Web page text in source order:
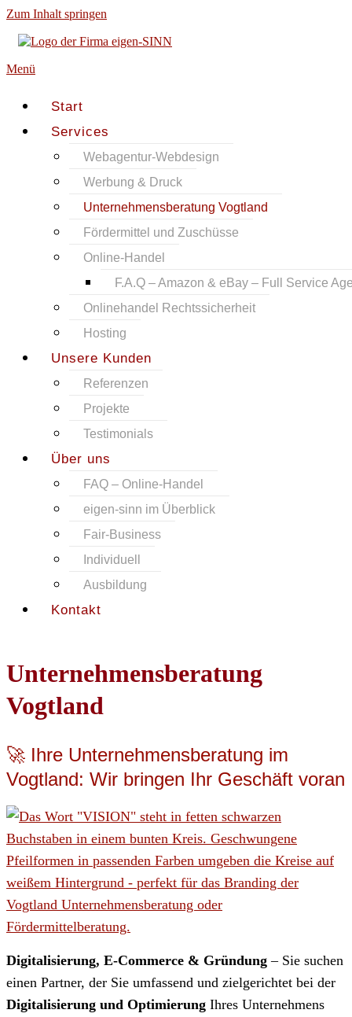
Zum Inhalt springen
Menü
Start
Services
Webagentur-Webdesign
Werbung & Druck
Unternehmensberatung Vogtland
Fördermittel und Zuschüsse
Online-Handel
F.A.Q – Amazon & eBay – Full Service
Onlinehandel Rechtssicherheit
Hosting
Unsere Kunden
Referenzen
Projekte
Testimonials
Über uns
FAQ – Online-Handel
eigen-sinn im Überblick
Fair-Business
Individuell
Ausbildung
Kontakt
Unternehmensberatung
Vogtland
🚀 Ihre Unternehmensberatung im
Vogtland: Wir bringen Ihr Geschäft voran
Digitalisierung, E-Commerce & Gründung – Sie suchen
einen Partner, der Sie umfassend und zielgerichtet bei der
Digitalisierung und Optimierung Ihres Unternehmens